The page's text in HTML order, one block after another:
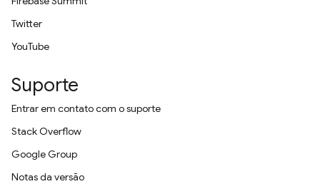
Twitter
YouTube
Suporte
Entrar em contato com o suporte
Stack Overflow
Google Group
Notas da versão